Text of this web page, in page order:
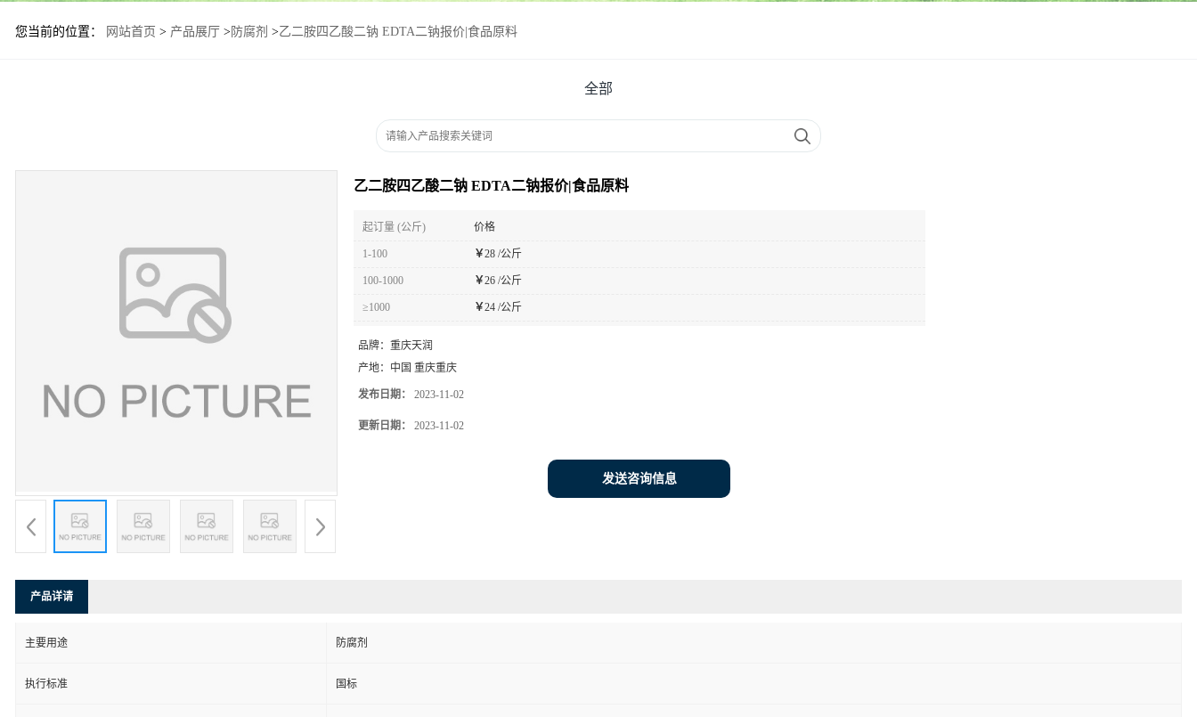
您当前的位置： 网站首页 > 产品展厅 >防腐剂 >乙二胺四乙酸二钠 EDTA二钠报价|食品原料
全部
乙二胺四乙酸二钠 EDTA二钠报价|食品原料
起订量 (公斤) 价格
1-100 ￥28 /公斤
100-1000 ￥26 /公斤
≥1000 ￥24 /公斤
品牌： 重庆天润
产地： 中国 重庆重庆
发布日期： 2023-11-02
更新日期： 2023-11-02
发送咨询信息
产品详请
主要用途 防腐剂
执行标准 国标